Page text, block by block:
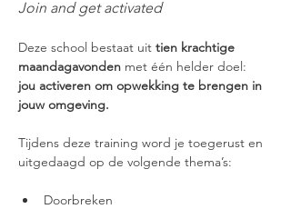
Join and get activated
Deze school bestaat uit tien krachtige
maandagavonden met één helder doel:
jou activeren om opwekking te brengen in
jouw omgeving.
Tijdens deze training word je toegerust en
uitgedaagd op de volgende thema’s:
Doorbreken